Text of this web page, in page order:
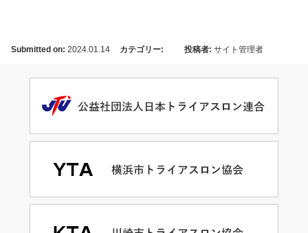
Submitted on: 2024.01.14 カテゴリー: 投稿者: サイト管理者